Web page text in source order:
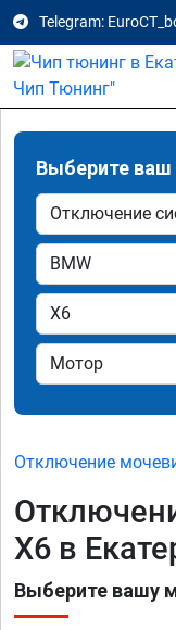
Telegram:
Выберите ваш
Отключение
X6 в
Выберите вашу